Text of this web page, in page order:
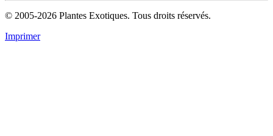
© 2005-2026 Plantes Exotiques. Tous droits réservés.
Imprimer